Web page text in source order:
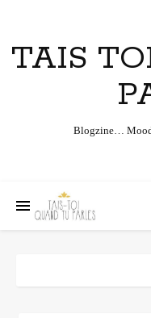
TAIS
Blogzine…